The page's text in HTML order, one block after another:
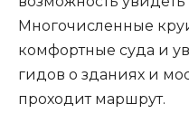
Многочисленные
комфортные суда и
гидов о зданиях и
проходит маршрут.